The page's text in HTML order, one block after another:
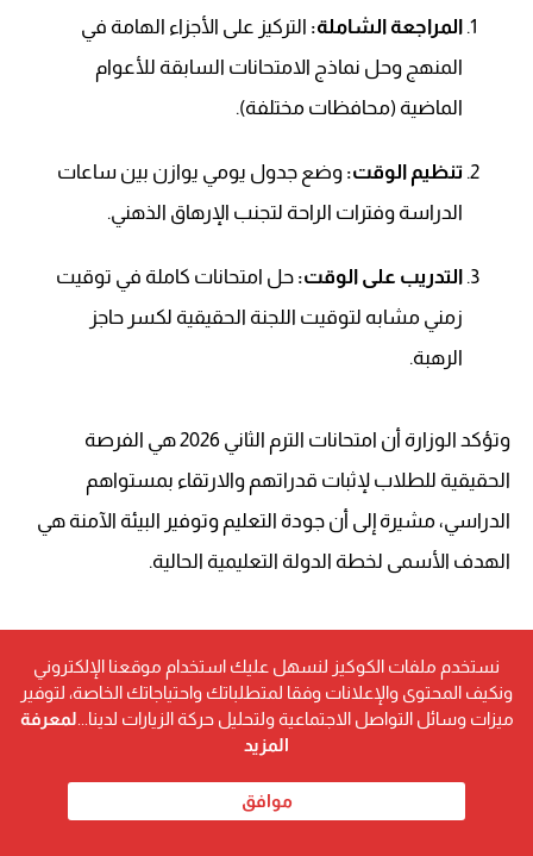
المراجعة الشاملة: التركيز على الأجزاء الهامة في
المنهج وحل نماذج الامتحانات السابقة للأعوام
الماضية (محافظات مختلفة).
تنظيم الوقت: وضع جدول يومي يوازن بين ساعات
الدراسة وفترات الراحة لتجنب الإرهاق الذهني.
التدريب على الوقت: حل امتحانات كاملة في توقيت
زمني مشابه لتوقيت اللجنة الحقيقية لكسر حاجز
الرهبة.
وتؤكد الوزارة أن امتحانات الترم الثاني 2026 هي الفرصة
الحقيقية للطلاب لإثبات قدراتهم والارتقاء بمستواهم
الدراسي، مشيرة إلى أن جودة التعليم وتوفير البيئة الآمنة هي
الهدف الأسمى لخطة الدولة التعليمية الحالية.
نستخدم ملفات الكوكيز لنسهل عليك استخدام موقعنا الإلكتروني
ونكيف المحتوى والإعلانات وفقا لمتطلباتك واحتياجاتك الخاصة، لتوفير
ميزات وسائل التواصل الاجتماعية ولتحليل حركة الزيارات لدينا... لمعرفة
المزيد
موافق